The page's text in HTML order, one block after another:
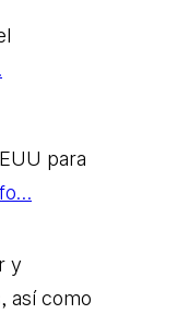
para
y
así como